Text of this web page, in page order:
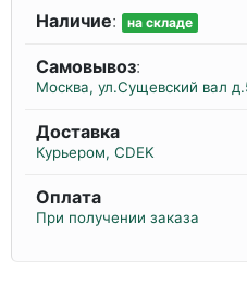
Наличие: на складе
Самовывоз:
Москва, ул.Сущевский вал
Доставка
Курьером, CDEK
Оплата
При получении заказа